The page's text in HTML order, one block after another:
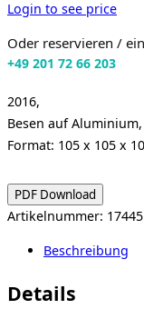
Login to see price
Oder reservieren /
+49 201 72 66 203
2016,
Besen auf Aluminium,
Format: 105 x 105 x
PDF Download
Artikelnummer: 17445
Beschreibung
Details